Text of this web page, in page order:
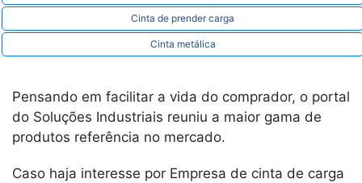
Cinta de prender carga
Cinta metálica
Pensando em facilitar a vida do comprador, o portal
do Soluções Industriais reuniu a maior gama de
produtos referência no mercado.
Caso haja interesse por Empresa de cinta de carga